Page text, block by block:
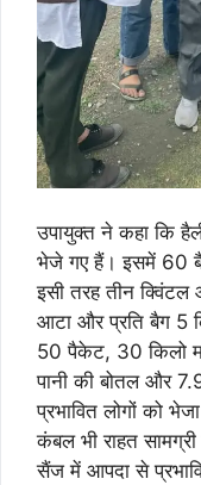
उपायुक्त ने कहा कि
भेजे गए हैं। इसमें 60
इसी तरह तीन
आटा और प्रति बैग 5
50 पैकेट, 30 किलो
पानी की बोतल और
प्रभावित लोगों को
कंबल भी राहत
सैंज में आपदा से